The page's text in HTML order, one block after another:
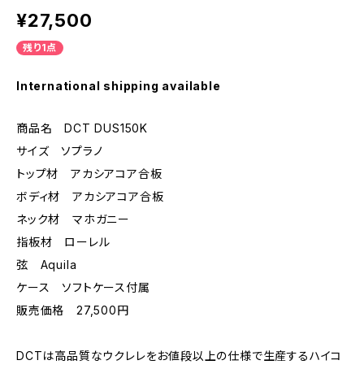
¥27,500
残り1点
International shipping available
商品名 DCT DUS150K
サイズ ソプラノ
トップ材 アカシアコア合板
ボディ材 アカシアコア合板
ネック材 マホガニー
指板材 ローレル
弦 Aquila
ケース ソフトケース付属
販売価格 27,500円
DCTは高品質なウクレレをお値段以上の仕様で生産するハイコ